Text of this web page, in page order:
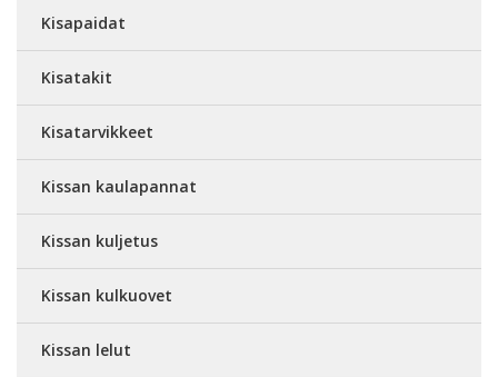
Kisapaidat
Kisatakit
Kisatarvikkeet
Kissan kaulapannat
Kissan kuljetus
Kissan kulkuovet
Kissan lelut